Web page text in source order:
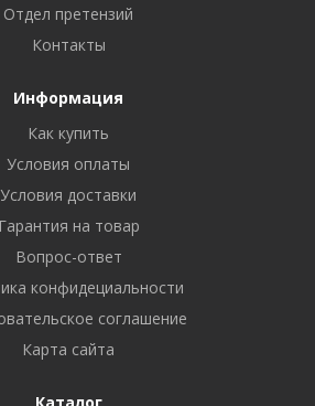
Отдел претензий
Контакты
Информация
Как купить
Условия оплаты
Условия доставки
Гарантия на товар
Вопрос-ответ
конфидециальности
соглашение
Карта сайта